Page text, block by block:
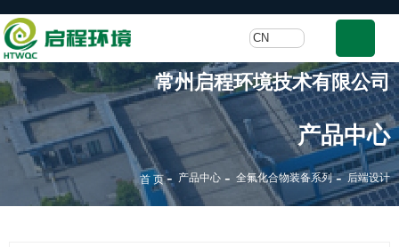
CN
常州启程环境技术有限公司
产品中心
首 页- 产品中心 - 全氟化合物装备系列 -后端设计